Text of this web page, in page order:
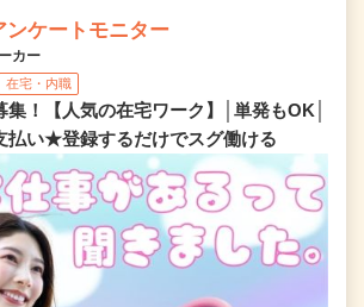
ンケートモニター
カー
在宅・内職
！【人気の在宅ワーク】│単発もOK│
払い★登録するだけでスグ働ける